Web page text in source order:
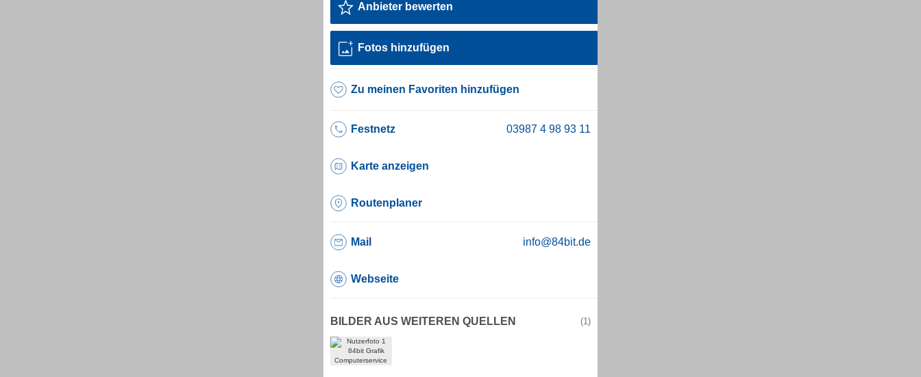
Anbieter bewerten
Fotos hinzufügen
Zu meinen Favoriten hinzufügen
Festnetz
Karte anzeigen
Routenplaner
Mail info@84bit.de
Webseite
BILDER AUS WEITEREN QUELLEN (1)